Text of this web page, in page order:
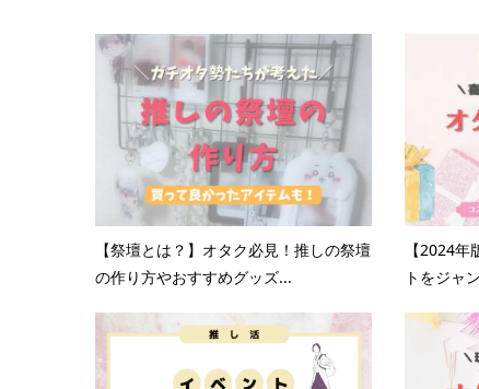
【祭壇とは？】オタク必見！推しの祭壇
の作り方やおすすめグッズ...
【2024
トをジャ